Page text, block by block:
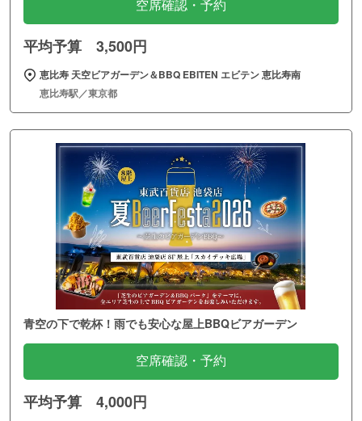
空席確認・予約
平均予算 3,500円
恵比寿 天空ビアガーデン＆BBQ EBITEN エビテン 恵比寿南
恵比寿駅／東京都
青空の下で乾杯！雨でも安心な屋上BBQビアガーデン
空席確認・予約
平均予算 4,000円